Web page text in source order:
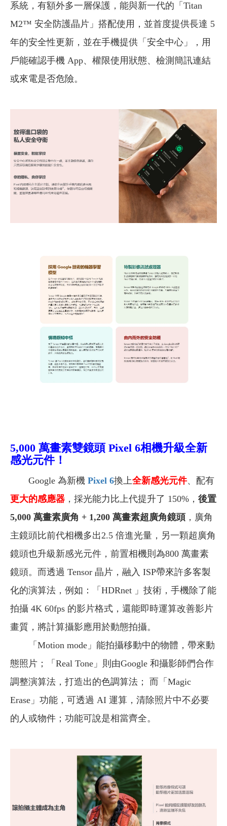
系統，有額外多一層保護，能與新一代的「Titan
M2™ 安全防護晶片」搭配使用，並首度提供長達 5
年的安全性更新，並在手機提供「安全中心」，用
戶能確認手機 App、權限使用狀態、檢測簡訊連結
或來電是否危險。
5,000 萬畫素雙鏡頭 Pixel 6相機升級全新
感光元件！
Google 為新機 Pixel 6換上全新感光元件、配有
更大的感應器 ，採光能力比上代提升了 150%， 後置
5,000 萬畫素廣角 + 1,200 萬畫素超廣角鏡頭，廣角
主鏡頭比前代相機多出2.5 倍進光量，另一顆超廣角
鏡頭也升級新感光元件，前置相機則為800 萬畫素
鏡頭。而透過 Tensor 晶片，融入 ISP帶來許多客製
化的演算法，例如：「HDRnet 」技術，手機除了能
拍攝 4K 60fps 的影片格式，還能即時運算改善影片
畫質，將計算攝影應用於動態拍攝。
「Motion mode」能拍攝移動中的物體，帶來動
態照片；「Real Tone」則由Google 和攝影師們合作
調整演算法，打造出的色調算法； 而「Magic
Erase」功能，可透過 AI 運算，清除照片中不必要
的人或物件；功能可說是相當齊全。